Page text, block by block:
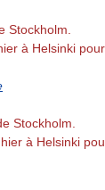
Stockholm.
à Helsinki
Stockholm.
à Helsinki